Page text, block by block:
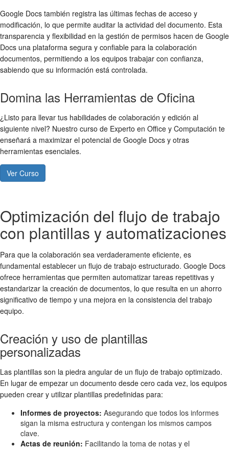
Google Docs también registra las últimas fechas de acceso y
modificación, lo que permite auditar la actividad del documento. Esta
transparencia y flexibilidad en la gestión de permisos hacen de Google
Docs una plataforma segura y confiable para la colaboración
documentos, permitiendo a los equipos trabajar con confianza,
sabiendo que su información está controlada.
Domina las Herramientas de Oficina
¿Listo para llevar tus habilidades de colaboración y edición al
siguiente nivel? Nuestro curso de Experto en Office y Computación te
enseñará a maximizar el potencial de Google Docs y otras
herramientas esenciales.
Ver Curso
Optimización del flujo de trabajo
con plantillas y automatizaciones
Para que la colaboración sea verdaderamente eficiente, es
fundamental establecer un flujo de trabajo estructurado. Google Docs
ofrece herramientas que permiten automatizar tareas repetitivas y
estandarizar la creación de documentos, lo que resulta en un ahorro
significativo de tiempo y una mejora en la consistencia del trabajo
equipo.
Creación y uso de plantillas
personalizadas
Las plantillas son la piedra angular de un flujo de trabajo optimizado.
En lugar de empezar un documento desde cero cada vez, los equipos
pueden crear y utilizar plantillas predefinidas para:
Informes de proyectos: Asegurando que todos los informes
sigan la misma estructura y contengan los mismos campos
clave.
Actas de reunión: Facilitando la toma de notas y el